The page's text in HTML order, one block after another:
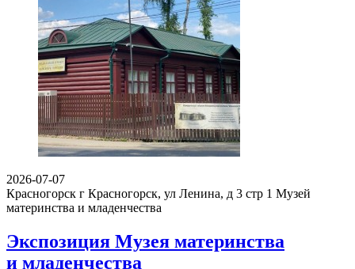
2026-07-07
Красногорск г Красногорск, ул Ленина, д 3 стр 1 Музей
материнства и младенчества
Экспозиция Музея материнства
и младенчества